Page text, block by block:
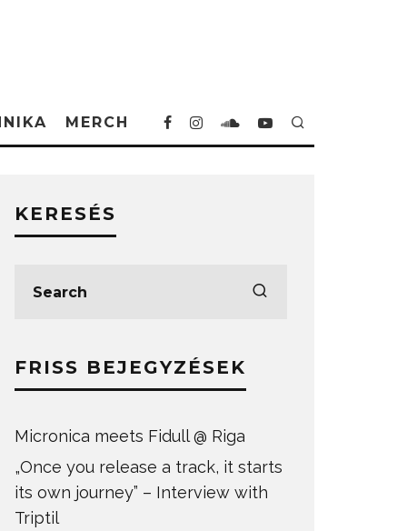
MERCH
KERESÉS
FRISS BEJEGYZÉSEK
Micronica meets Fidull @ Riga
„Once you release a track, it starts
its own journey” – Interview with
Triptil